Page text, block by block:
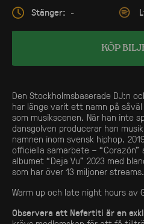
Stänger: -
KÖP
Den Stockholmsbaserade DJ:n
har länge varit ett namn på
som musikscenen. När han inte
dansgolven producerar han
namnen inom svensk hiphop.
officiella samarbete –
albumet “Deja Vu” 2023 med
som har över 13 miljoner streams.
Warm up och late night hours av
Observera att Nefertiti är en